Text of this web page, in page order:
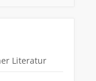
Literatur